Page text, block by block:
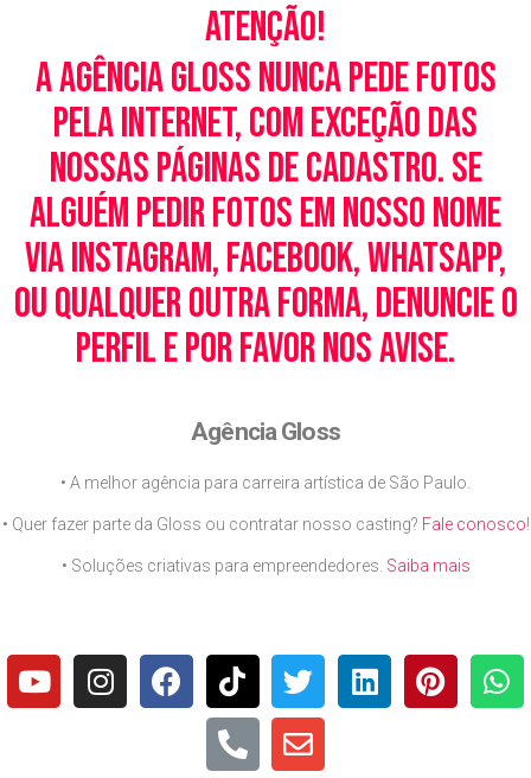
Atenção!
A Agência Gloss nunca pede fotos
pela Internet, com exceção das
nossas páginas de cadastro. Se
alguém pedir fotos em nosso nome
via Instagram, Facebook, WhatsApp,
ou qualquer outra forma, denuncie o
perfil e por favor nos avise.
Agência Gloss
• A melhor agência para carreira artística de São Paulo.
• Quer fazer parte da Gloss ou contratar nosso casting? Fale conosco!
• Soluções criativas para empreendedores. Saiba mais